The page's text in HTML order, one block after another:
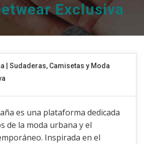
Exclusiva
| Sudaderas, Camisetas y Moda
es una plataforma dedicada
de la moda urbana y el
Inspirada en el